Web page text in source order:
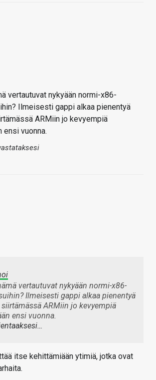
vertautuvat nykyään normi-x86-
Ilmeisesti gappi alkaa pienentyä
ARMiin jo kevyempiä
ensi vuonna.
vertautuvat nykyään normi-x86-
Ilmeisesti gappi alkaa pienentyä
ARMiin jo kevyempiä
ensi vuonna.
itse kehittämiään ytimiä, jotka ovat